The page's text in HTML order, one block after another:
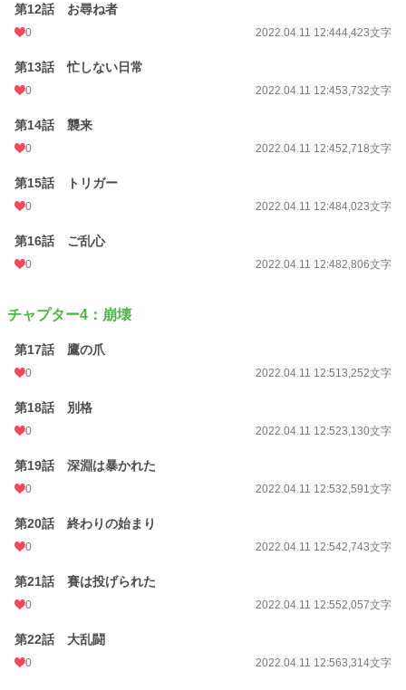
第12話 お尋ね者
0 2022.04.11 12:444,423文字
第13話 忙しない日常
0 2022.04.11 12:453,732文字
第14話 襲来
0 2022.04.11 12:452,718文字
第15話 トリガー
0 2022.04.11 12:484,023文字
第16話 ご乱心
0 2022.04.11 12:482,806文字
チャプター4：崩壊
第17話 鷹の爪
0 2022.04.11 12:513,252文字
第18話 別格
0 2022.04.11 12:523,130文字
第19話 深淵は暴かれた
0 2022.04.11 12:532,591文字
第20話 終わりの始まり
0 2022.04.11 12:542,743文字
第21話 賽は投げられた
0 2022.04.11 12:552,057文字
第22話 大乱闘
0 2022.04.11 12:563,314文字